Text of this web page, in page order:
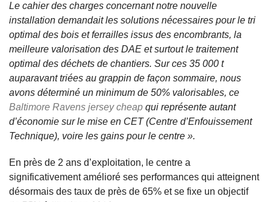
Le cahier des charges concernant notre nouvelle
installation demandait les solutions nécessaires pour le tri
optimal des bois et ferrailles issus des encombrants, la
meilleure valorisation des DAE et surtout le traitement
optimal des déchets de chantiers. Sur ces 35 000 t
auparavant triées au grappin de façon sommaire, nous
avons déterminé un minimum de 50% valorisables, ce
Baltimore Ravens jersey cheap qui représente autant
d’économie sur le mise en CET (Centre d’Enfouissement
Technique), voire les gains pour le centre ».
En près de 2 ans d’exploitation, le centre a
significativement amélioré ses performances qui atteignent
désormais des taux de près de 65% et se fixe un objectif